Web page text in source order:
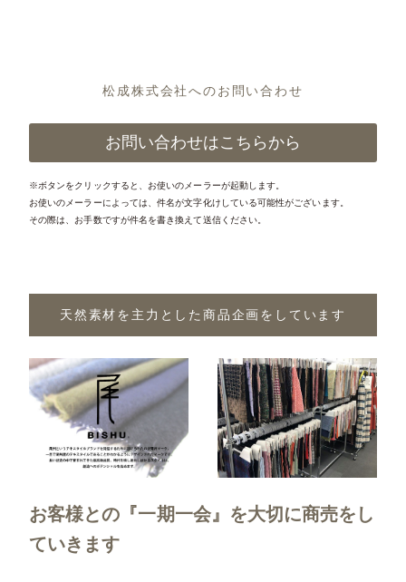
松成株式会社へのお問い合わせ
お問い合わせはこちらから
※ボタンをクリックすると、お使いのメーラーが起動します。
お使いのメーラーによっては、件名が文字化けしている可能性がございます。
その際は、お手数ですが件名を書き換えて送信ください。
天然素材を主力とした商品企画をしています
お客様との『一期一会』を大切に商売をし
ていきます